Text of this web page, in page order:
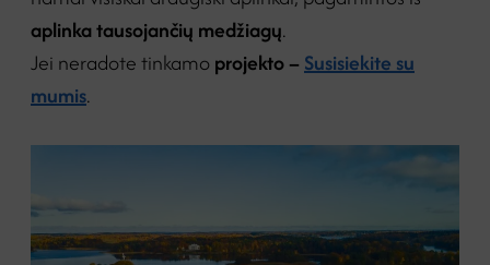
aplinka tausojančių medžiagų.
Jei neradote tinkamo projekto – Susisiekite su
mumis.